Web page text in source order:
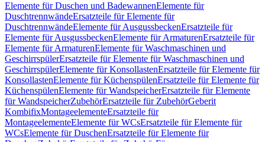
Elemente für Duschen und BadewannenElemente für
DuschtrennwändeErsatzteile für Elemente für
DuschtrennwändeElemente für AusgussbeckenErsatzteile für
Elemente für AusgussbeckenElemente für ArmaturenErsatzteile für
Elemente für ArmaturenElemente für Waschmaschinen und
GeschirrspülerErsatzteile für Elemente für Waschmaschinen und
GeschirrspülerElemente für KonsollastenErsatzteile für Elemente für
KonsollastenElemente für KüchenspülenErsatzteile für Elemente für
KüchenspülenElemente für WandspeicherErsatzteile für Elemente
für WandspeicherZubehörErsatzteile für ZubehörGeberit
KombifixMontageelementeErsatzteile für
MontageelementeElemente für WCsErsatzteile für Elemente für
WCsElemente für DuschenErsatzteile für Elemente für